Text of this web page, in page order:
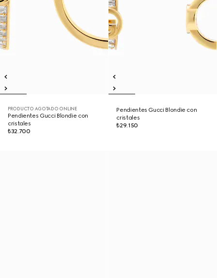
PRODUCTO AGOTADO ONLINE
Pendientes Gucci Blondie con
cristales
₺32.700
Pendientes Gucci Blondie con
cristales
₺29.150